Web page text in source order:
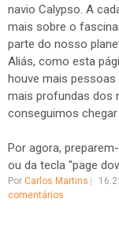
navio Calypso. A
mais sobre o
parte do nosso
Aliás, como esta
houve mais
mais profundas dos
conseguimos
Por agora,
ou da tecla "page
Por Carlos Martins 16:21
comentários